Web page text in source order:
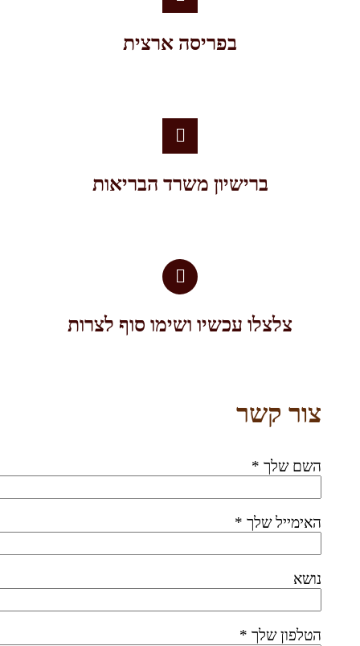
בפריסה ארצית
ברישיון משרד הבריאות
צלצלו עכשיו ושימו סוף לצרות
צור קשר
השם שלך *
האימייל שלך *
נושא
הטלפון שלך *